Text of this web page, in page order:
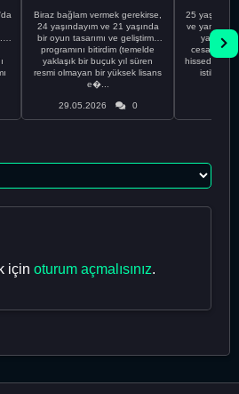
Biraz bağlam vermek gerekirse,
24 yaşındayım ve 21 yaşında
bir oyun tasarımı ve geliştirme
programını bitirdim (temelde
yaklaşık bir buçuk yıl süren
resmi olmayan bir yüksek lisans
e�...
29.05.2026 0
25
ve yanlış
cesaretimin
için oturum açmalısınız.